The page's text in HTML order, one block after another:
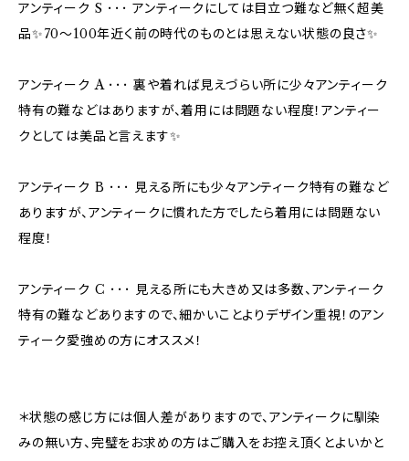
アンティーク S ･･･ アンティークにしては目立つ難など無く超美
品✨70〜100年近く前の時代のものとは思えない状態の良さ✨
アンティーク A ･･･ 裏や着れば見えづらい所に少々アンティーク
特有の難などはありますが、着用には問題ない程度！アンティー
クとしては美品と言えます✨
アンティーク B ･･･ 見える所にも少々アンティーク特有の難など
ありますが、アンティークに慣れた方でしたら着用には問題ない
程度！
アンティーク C ･･･ 見える所にも大きめ又は多数、アンティーク
特有の難などありますので、細かいことよりデザイン重視！のアン
ティーク愛強めの方にオススメ！
＊状態の感じ方には個人差がありますので、アンティークに馴染
みの無い方、完璧をお求めの方はご購入をお控え頂くとよいかと